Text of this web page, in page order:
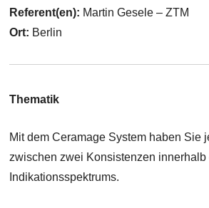
Referent(en): Martin Gesele – ZTM
Ort: Berlin
Thematik
Mit dem Ceramage System haben Sie
zwischen zwei Konsistenzen innerhalb
Indikationsspektrums.